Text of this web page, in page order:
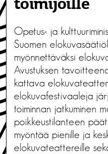
toimijoille
Opetus- ja
Suomen
myönnettäväksi
Avustuksen
kattava
elokuvafestivaaleja
toiminnan jatkuminen
poikkeustilanteen
myöntää pienille ja
elokuvateattereille